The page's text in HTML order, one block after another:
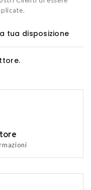
tua disposizione